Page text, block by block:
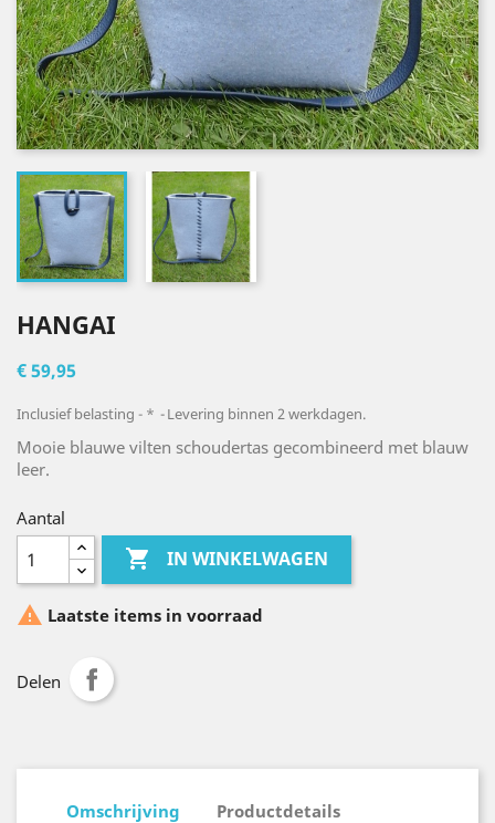
HANGAI
€ 59,95
Inclusief belasting * Levering binnen 2 werkdagen.
Mooie blauwe vilten schoudertas gecombineerd met blauw
leer.
Aantal
 IN WINKELWAGEN
 Laatste items in voorraad
Delen
Omschrijving Productdetails